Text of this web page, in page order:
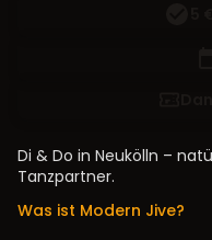
Di & Do in Neukölln –
Tanzpartner.
Was ist Modern Jive?